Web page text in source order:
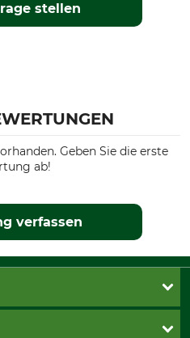
stellen
Geben Sie die erste
ab!
verfassen